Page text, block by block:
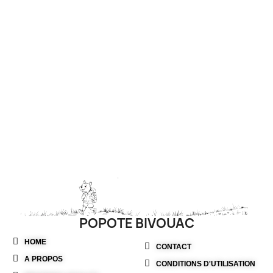
POPOTE BIVOUAC
HOME
A PROPOS
CONTACT
CONDITIONS D'UTILISATION